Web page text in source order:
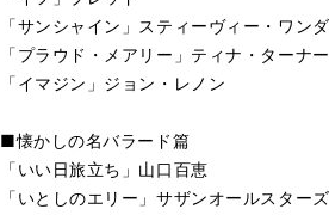
「サンシャイン」スティーヴィー・ワン
「プラウド・メアリー」ティナ・ターナー
「イマジン」ジョン・レノン
■懐かしの名バラード篇
「いい日旅立ち」山口百恵
「いとしのエリー」サザンオールスターズ